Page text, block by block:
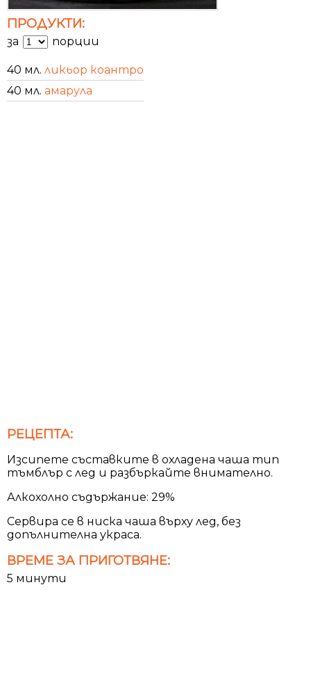
ПРОДУКТИ:
за порции
40 мл. ликьор коантро
40 мл. амарула
РЕЦЕПТА:
Изсипете съставките в охладена чаша тип
тъмблър с лед и разбъркайте внимателно.
Алкохолно съдържание: 29%
Сервира се в ниска чаша върху лед, без
допълнителна украса.
ВРЕМЕ ЗА ПРИГОТВЯНЕ:
5 минути